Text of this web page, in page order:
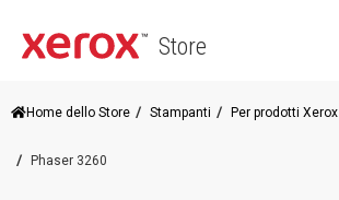
Store
Home dello Store Stampanti Per prodotti Xerox
Phaser 3260